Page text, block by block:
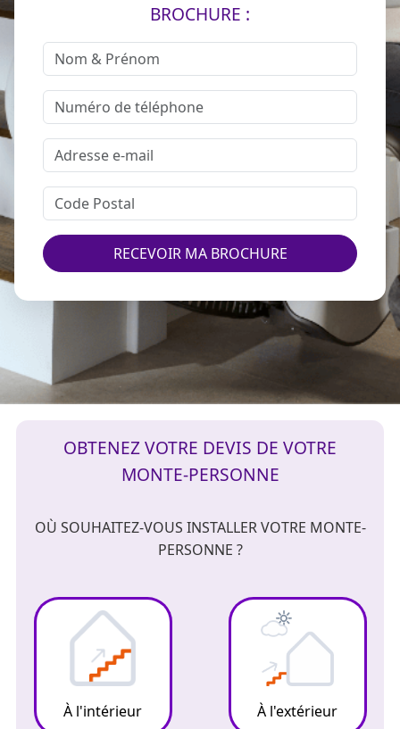
BROCHURE :
RECEVOIR MA BROCHURE
OBTENEZ VOTRE DEVIS DE VOTRE
MONTE-PERSONNE
OÙ SOUHAITEZ-VOUS INSTALLER VOTRE MONTE-
PERSONNE ?
À l'intérieur À l'extérieur